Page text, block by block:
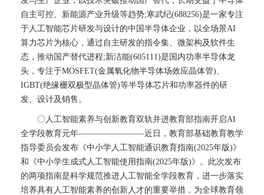
自主可控、新能源产业升级等趋势;寒武纪(688256)是一家专注
于人工智能芯片研发与设计的中国半导体企业，以全场景AI
算力芯片为核心，通过自主研发的指令集、微架构及软件生
态，推动国产替代进程;新洁能(605111)是国内功率半导体龙
头，专注于MOSFET(金属氧化物半导体场效应晶体管)、
IGBT(绝缘栅双极型晶体管)等半导体芯片和功率器件的研
发、设计及销售。
〇人工智能素养与创新教育双轨并进教育部指南开启AI
全学段教育元年————————近日，教育部基础教育教学
指导委员会发布《中小学人工智能通识教育指南(2025年版)》
和《中小学生成式人工智能使用指南(2025年版)》。此次发布
的两项指南是科学规范推进人工智能全学段教育，进一步落实
培养具有人工智能素养的创新人才的重要举措，为全球教育领